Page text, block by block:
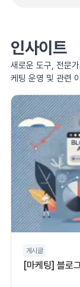
인사이트
새로운 도구, 전문
케팅 운영 및 관련
게시글
[마케팅] 블로